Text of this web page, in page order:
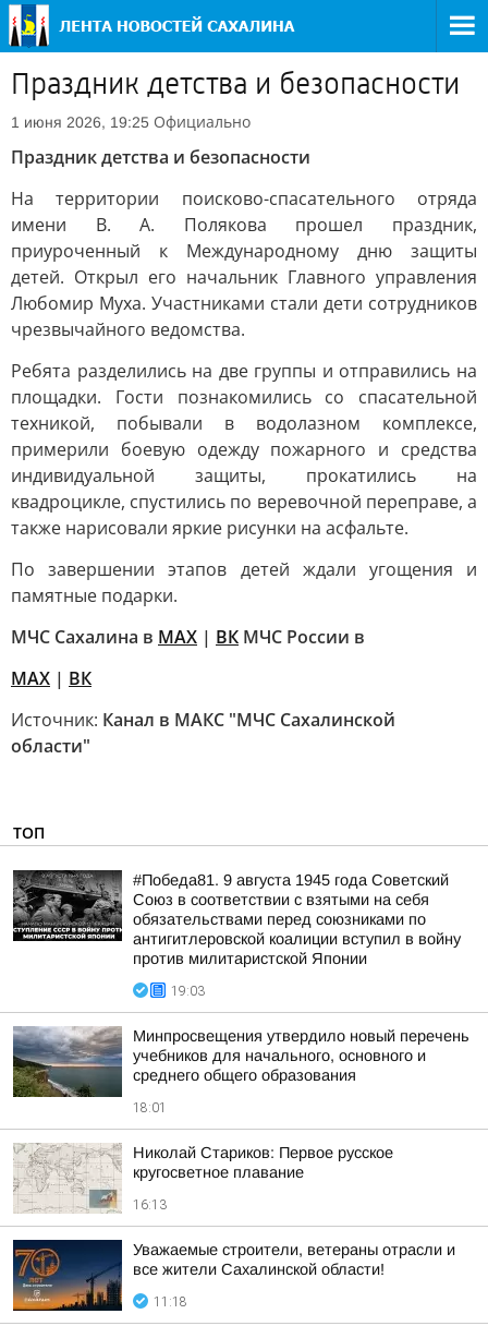
Праздник детства и безопасности
1 июня 2026, 19:25 Официально
Праздник детства и безопасности
На территории поисково-спасательного отряда
имени В. А. Полякова прошел праздник,
приуроченный к Международному дню защиты
детей. Открыл его начальник Главного управления
Любомир Муха. Участниками стали дети сотрудников
чрезвычайного ведомства.
Ребята разделились на две группы и отправились на
площадки. Гости познакомились со спасательной
техникой, побывали в водолазном комплексе,
примерили боевую одежду пожарного и средства
индивидуальной защиты, прокатились на
квадроцикле, спустились по веревочной переправе, а
также нарисовали яркие рисунки на асфальте.
По завершении этапов детей ждали угощения и
памятные подарки.
МЧС Сахалина в MAX | ВК МЧС России в
MAX | ВК
Источник: Канал в МАКС "МЧС Сахалинской
области"
ТОП
#Победа81. 9 августа 1945 года Советский
Союз в соответствии с взятыми на себя
обязательствами перед союзниками по
антигитлеровской коалиции вступил в войну
против милитаристской Японии
19:03
Минпросвещения утвердило новый перечень
учебников для начального, основного и
среднего общего образования
18:01
Николай Стариков: Первое русское
кругосветное плавание
16:13
Уважаемые строители, ветераны отрасли и
все жители Сахалинской области!
11:18